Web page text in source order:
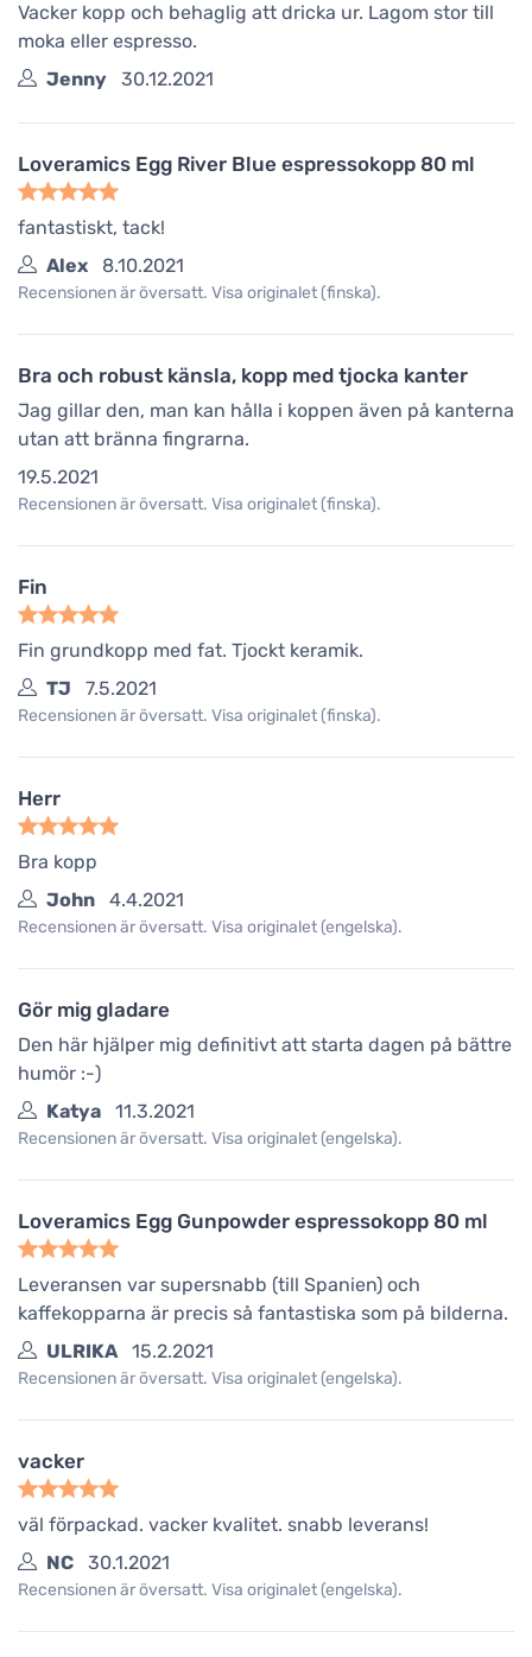
Vacker kopp och behaglig att dricka ur. Lagom stor till
moka eller espresso.
Jenny
30.12.2021
Loveramics Egg River Blue espressokopp 80 ml
fantastiskt, tack!
Alex
8.10.2021
Recensionen är översatt. Visa originalet (finska).
Bra och robust känsla, kopp med tjocka kanter
Jag gillar den, man kan hålla i koppen även på kanterna
utan att bränna fingrarna.
19.5.2021
Recensionen är översatt. Visa originalet (finska).
Fin
Fin grundkopp med fat. Tjockt keramik.
TJ
7.5.2021
Recensionen är översatt. Visa originalet (finska).
Herr
Bra kopp
John
4.4.2021
Recensionen är översatt. Visa originalet (engelska).
Gör mig gladare
Den här hjälper mig definitivt att starta dagen på bättre
humör :-)
Katya
11.3.2021
Recensionen är översatt. Visa originalet (engelska).
Loveramics Egg Gunpowder espressokopp 80 ml
Leveransen var supersnabb (till Spanien) och
kaffekopparna är precis så fantastiska som på bilderna.
ULRIKA
15.2.2021
Recensionen är översatt. Visa originalet (engelska).
vacker
väl förpackad. vacker kvalitet. snabb leverans!
NC
30.1.2021
Recensionen är översatt. Visa originalet (engelska).